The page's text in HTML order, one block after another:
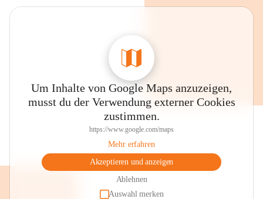
Um Inhalte von Google Maps anzuzeigen,
musst du der Verwendung externer Cookies
zustimmen.
https://www.google.com/maps
Mehr erfahren
Akzeptieren und anzeigen
Ablehnen
Auswahl merken